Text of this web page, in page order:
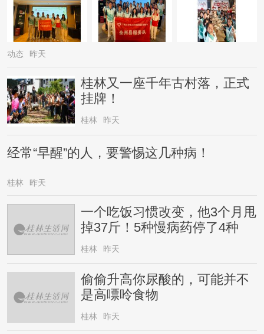
动态 昨天
桂林又一座千年古村落，正式
挂牌！
桂林 昨天
经常“早醒”的人，要警惕这几种病！
桂林 昨天
一个吃饭习惯改变，他3个月甩
掉37斤！5种慢病药停了4种
桂林 昨天
偷偷升高你尿酸的，可能并不
是高嘌呤食物
桂林 昨天